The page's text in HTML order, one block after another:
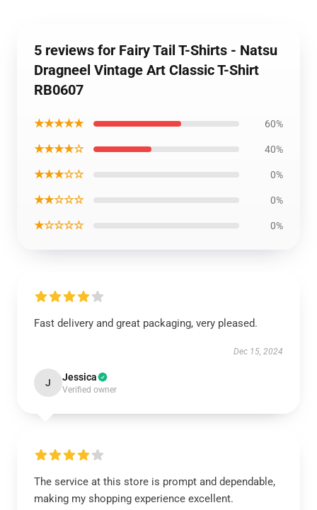
5 reviews for Fairy Tail T-Shirts - Natsu
Dragneel Vintage Art Classic T-Shirt
RB0607
★★★★★ 60%
★★★★☆ 40%
★★★☆☆ 0%
★★☆☆☆ 0%
★☆☆☆☆ 0%
Fast delivery and great packaging, very pleased.
Dec 15, 2024
J Jessica
Verified owner
The service at this store is prompt and dependable,
making my shopping experience excellent.